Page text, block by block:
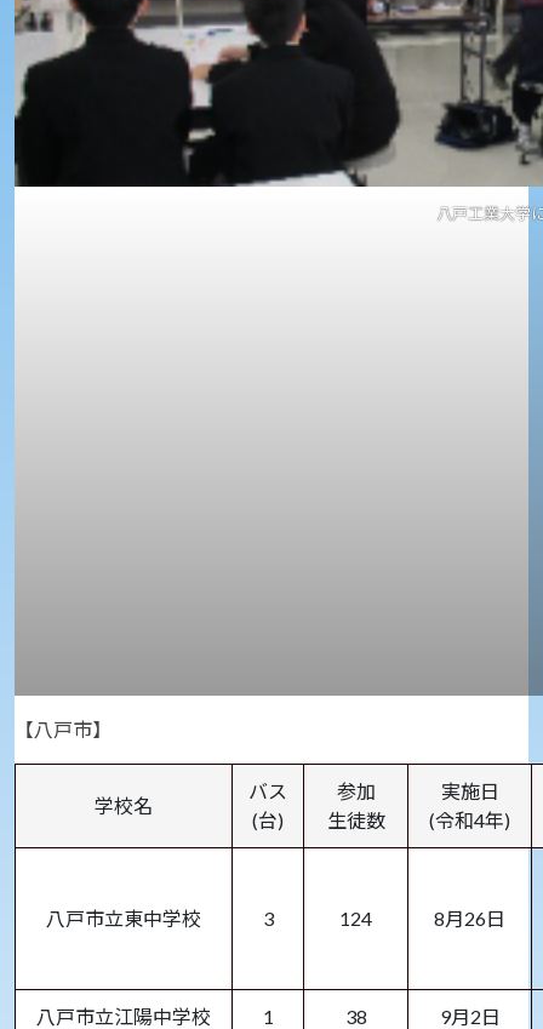
八戸工業大学
【八戸市】
学校名
バス
(台)
参加
生徒数
実施日
(令和4年)
八戸市立東中学校 3 124 8月26日
八戸市立江陽中学校 1 38 9月2日